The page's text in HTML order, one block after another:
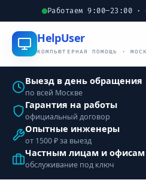
Работаем 9:00–23:00 ·
HelpUser
КОМПЬЮТЕРНАЯ ПОМОЩЬ ·
Выезд в день обращения
по всей Москве
Гарантия на работы
официальный договор
Опытные инженеры
от 1500 ₽ за выезд
Частным лицам и офисам
обслуживание под ключ